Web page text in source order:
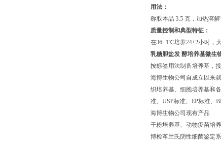
用法：
称取本品 3.5 克，加热溶
质量控制和典型特征：
在36±1℃培养24±2小时，
乳糖胆盐发 酵培养基微生
按标签用法制备培养基，
海博生物公司自成立以来
织培养基、细胞培养基和
准、USP标准、EP标准、
海博生物公司现有产品
干粉培养基、动物疫苗培
博检革兰氏阴性细菌鉴定